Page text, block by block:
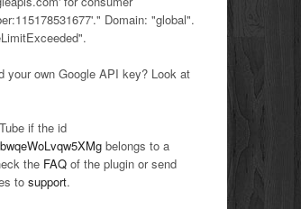
Domain: "global".
your own Google API key? Look at
if the id
belongs to a
the FAQ of the plugin or send
to support.